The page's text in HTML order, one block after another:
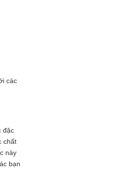
các
đặc
chất
này
bạn